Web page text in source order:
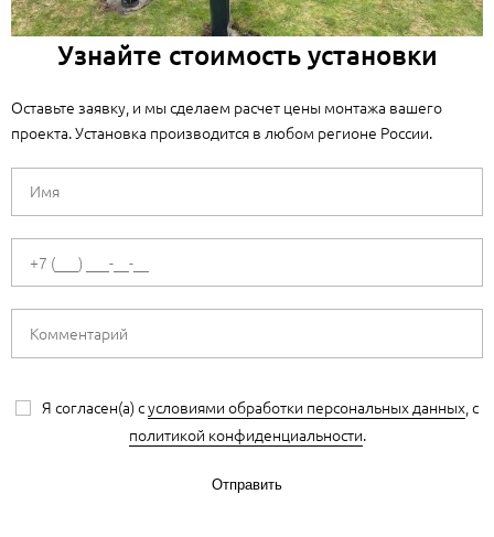
Узнайте стоимость установки
Оставьте заявку, и мы сделаем расчет цены монтажа вашего
проекта. Установка производится в любом регионе России.
Я согласен(а) сусловиями обработки персональных данных , с
политикой конфиденциальности.
Отправить